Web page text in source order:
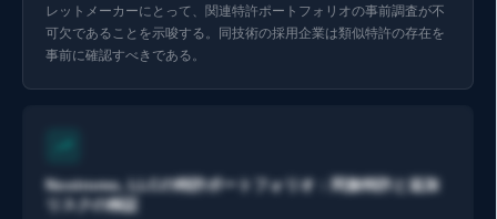
レットメーカーにとって、関連特許ポートフォリオの事前調査が不
可欠であることを示唆する。同技術の採用企業は類似特許の存在を
事前に確認すべきである。
Nostromo, LLCの特許ポートフォリオ：同族特許と追加
リスクの検証